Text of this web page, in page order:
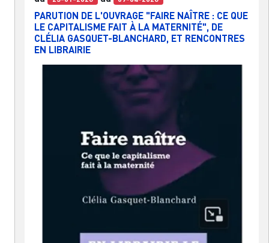
PARUTION DE L'OUVRAGE "FAIRE NAÎTRE : CE QUE
LE CAPITALISME FAIT À LA MATERNITÉ", DE
CLÉLIA GASQUET-BLANCHARD, ET RENCONTRES
EN LIBRAIRIE